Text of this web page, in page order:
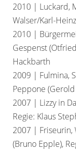
2010 | Luckard,
Walser/Karl-
2010 |
Gespenst
Hackbarth
2009 | Fulmina,
Peppone
2007 | Lizzy in
Regie: Klaus
2007 | Friseurin,
(Bruno Epple),